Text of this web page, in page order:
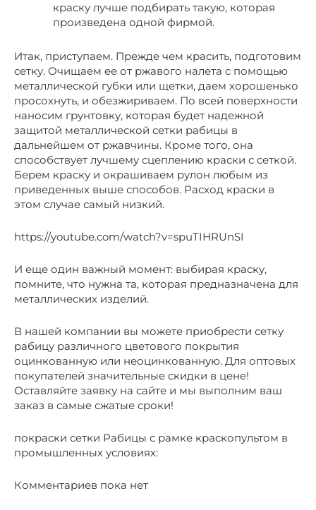
краску лучше подбирать такую, которая
произведена одной фирмой.
Итак, приступаем. Прежде чем красить, подготовим
сетку. Очищаем ее от ржавого налета с помощью
металлической губки или щетки, даем хорошенько
просохнуть, и обезжириваем. По всей поверхности
наносим грунтовку, которая будет надежной
защитой металлической сетки рабицы в
дальнейшем от ржавчины. Кроме того, она
способствует лучшему сцеплению краски с сеткой.
Берем краску и окрашиваем рулон любым из
приведенных выше способов. Расход краски в
этом случае самый низкий.
https://youtube.com/watch?v=spuTIHRUnSI
И еще один важный момент: выбирая краску,
помните, что нужна та, которая предназначена для
металлических изделий.
В нашей компании вы можете приобрести сетку
рабицу различного цветового покрытия
оцинкованную или неоцинкованную. Для оптовых
покупателей значительные скидки в цене!
Оставляйте заявку на сайте и мы выполним ваш
заказ в самые сжатые сроки!
покраски сетки Рабицы с рамке краскопультом в
промышленных условиях:
Комментариев пока нет